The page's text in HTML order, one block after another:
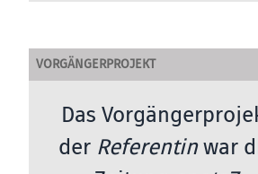
VORGÄNGERPROJEKT
Das
der Referentinwar